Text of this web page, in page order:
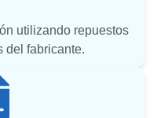
utilizando repuestos
del fabricante.